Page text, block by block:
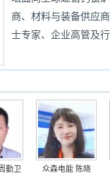
商、材料与装备供应
士专家、企业高管及
勤卫 众森电能 陈晓